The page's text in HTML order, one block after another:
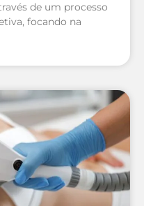
de um processo
focando na